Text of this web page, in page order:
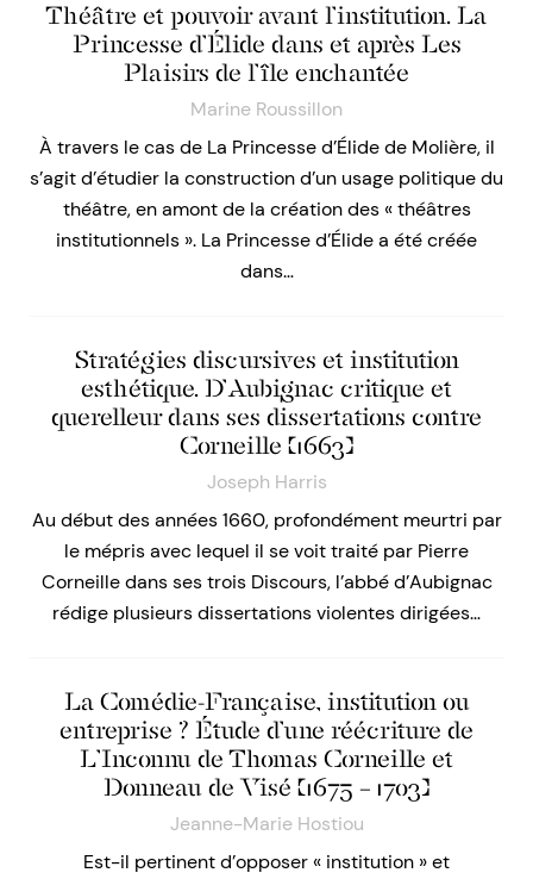
Théâtre et pouvoir avant l’institution. La
Princesse d’Élide dans et après Les
Plaisirs de l’île enchantée
Marine Roussillon
À travers le cas de La Princesse d’Élide de Molière, il
s’agit d’étudier la construction d’un usage politique du
théâtre, en amont de la création des « théâtres
institutionnels ». La Princesse d’Élide a été créée
dans…
Stratégies discursives et institution
esthétique. D’Aubignac critique et
querelleur dans ses dissertations contre
Corneille (1663)
Joseph Harris
Au début des années 1660, profondément meurtri par
le mépris avec lequel il se voit traité par Pierre
Corneille dans ses trois Discours, l’abbé d’Aubignac
rédige plusieurs dissertations violentes dirigées…
La Comédie-Française, institution ou
entreprise ? Étude d’une réécriture de
L’Inconnu de Thomas Corneille et
Donneau de Visé (1675 – 1703)
Jeanne-Marie Hostiou
Est-il pertinent d’opposer « institution » et